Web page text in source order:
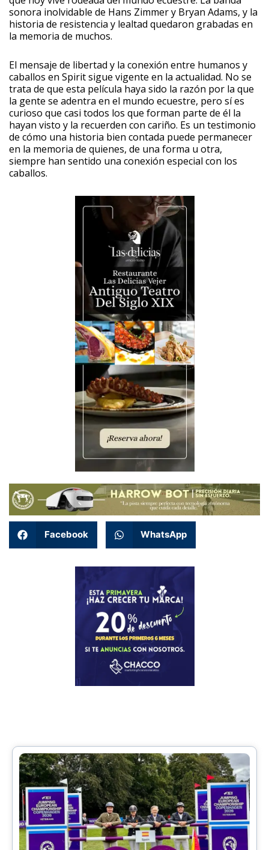
sonora inolvidable de Hans Zimmer y Bryan Adams, y la
historia de resistencia y lealtad quedaron grabadas en
la memoria de muchos.
El mensaje de libertad y la conexión entre humanos y
caballos en Spirit sigue vigente en la actualidad. No se
trata de que esta película haya sido la razón por la que
la gente se adentra en el mundo ecuestre, pero sí es
curioso que casi todos los que forman parte de él la
hayan visto y la recuerden con cariño. Es un testimonio
de cómo una historia bien contada puede permanecer
en la memoria de quienes, de una forma u otra,
siempre han sentido una conexión especial con los
caballos.
Facebook WhatsApp